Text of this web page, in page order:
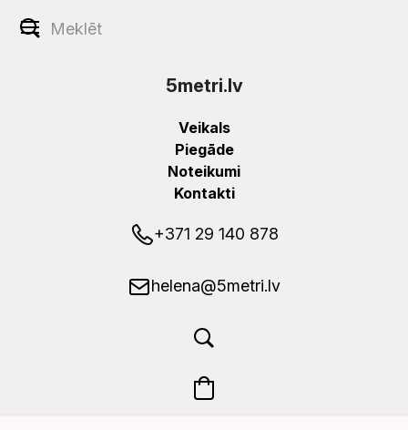
5metri.lv
Veikals
Piegāde
Noteikumi
Kontakti
+371 29 140 878
helena@5metri.lv